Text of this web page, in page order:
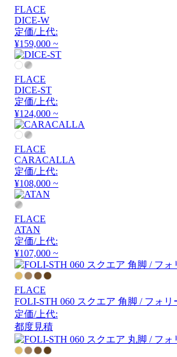
FLACE
DICE-W
定価/上代:
¥159,000 ~
FLACE
DICE-ST
定価/上代:
¥124,000 ~
FLACE
CARACALLA
定価/上代:
¥108,000 ~
FLACE
ATAN
定価/上代:
¥107,000 ~
FLACE
FOLI-STH 060 スクエア 角脚 / フォリ
定価/上代:
都度見積